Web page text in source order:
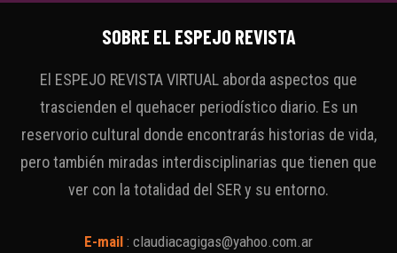
SOBRE EL ESPEJO REVISTA
El ESPEJO REVISTA VIRTUAL aborda aspectos que
trascienden el quehacer periodístico diario. Es un
reservorio cultural donde encontrarás historias de vida,
pero también miradas interdisciplinarias que tienen que
ver con la totalidad del SER y su entorno.
E-mail : claudiacagigas@yahoo.com.ar